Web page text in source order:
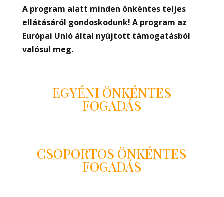
A program alatt minden önkéntes teljes
ellátásáról gondoskodunk! A program az
Európai Unió által nyújtott támogatásból
valósul meg.
EGYÉNI ÖNKÉNTES
FOGADÁS
CSOPORTOS ÖNKÉNTES
FOGADÁS